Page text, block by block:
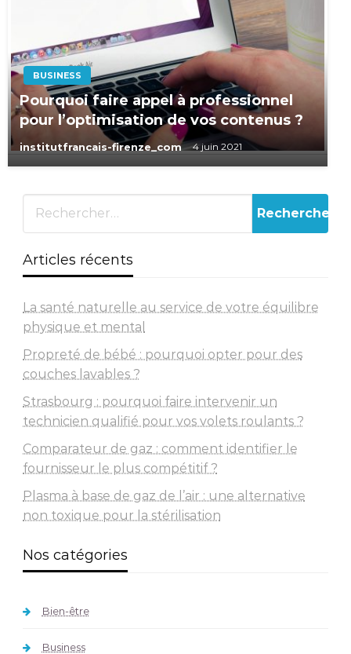
BUSINESS
Pourquoi faire appel à professionnel
pour l’optimisation de vos contenus ?
institutfrancais-firenze_com 4 juin 2021
Articles récents
La santé naturelle au service de votre équilibre
physique et mental
Propreté de bébé : pourquoi opter pour des
couches lavables ?
Strasbourg : pourquoi faire intervenir un
technicien qualifié pour vos volets roulants ?
Comparateur de gaz : comment identifier le
fournisseur le plus compétitif ?
Plasma à base de gaz de l’air : une alternative
non toxique pour la stérilisation
Nos catégories
Bien-être
Business